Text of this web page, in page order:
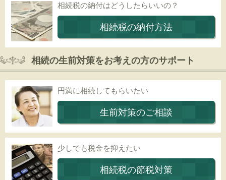
相続税の納付はどうしたらいいの？
相続税の納付方法
相続の生前対策をお考えの方のサポート
円満に相続してもらいたい
生前対策のご相談
少しでも税金を抑えたい
相続税の節税対策